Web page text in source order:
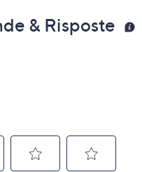
& Risposte